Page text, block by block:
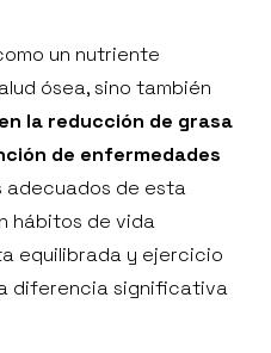
un nutriente
ósea, sino también
la reducción de grasa
de enfermedades
adecuados de esta
hábitos de vida
equilibrada y ejercicio
diferencia significativa